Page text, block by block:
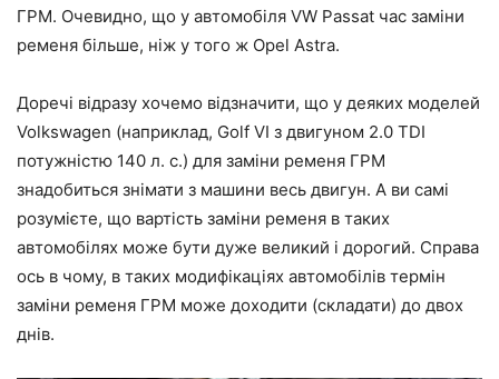
ГРМ. Очевидно, що у автомобіля VW Passat час заміни
ременя більше, ніж у того ж Opel Astra.
Доречі відразу хочемо відзначити, що у деяких моделей
Volkswagen (наприклад, Golf VI з двигуном 2.0 TDI
потужністю 140 л. с.) для заміни ременя ГРМ
знадобиться знімати з машини весь двигун. А ви самі
розумієте, що вартість заміни ременя в таких
автомобілях може бути дуже великий і дорогий. Справа
ось в чому, в таких модифікаціях автомобілів термін
заміни ременя ГРМ може доходити (складати) до двох
днів.